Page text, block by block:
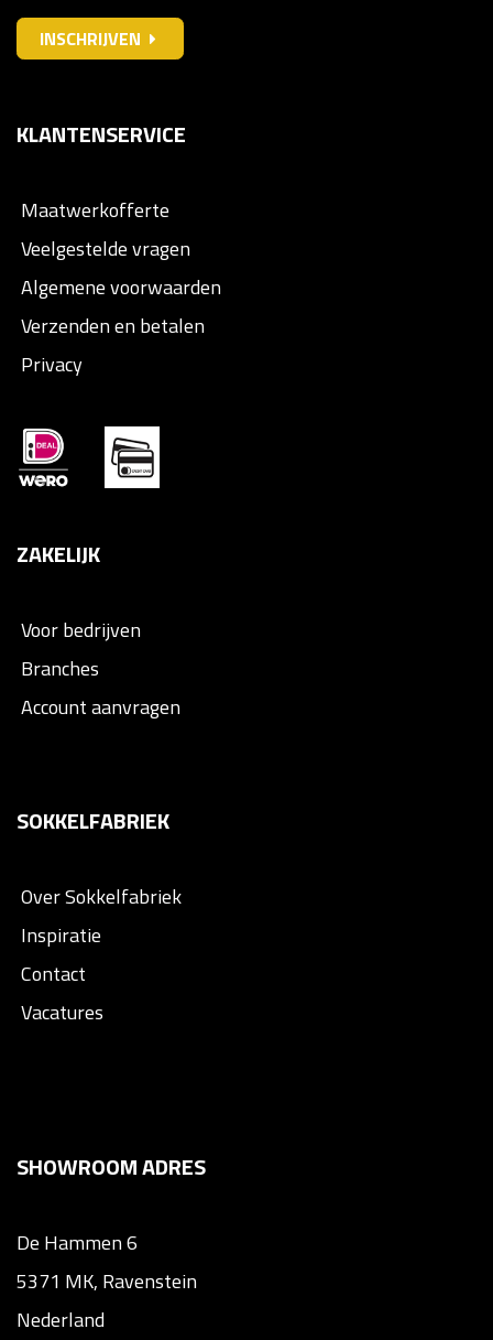
INSCHRIJVEN
KLANTENSERVICE
Maatwerkofferte
Veelgestelde vragen
Algemene voorwaarden
Verzenden en betalen
Privacy
ZAKELIJK
Voor bedrijven
Branches
Account aanvragen
SOKKELFABRIEK
Over Sokkelfabriek
Inspiratie
Contact
Vacatures
SHOWROOM ADRES
De Hammen 6
5371 MK, Ravenstein
Nederland